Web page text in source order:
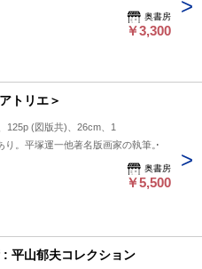
奥書房
￥3,300
トリエ＞
125p (図版共)、26cm、1
り。平塚運一他著名版画家の執筆。
奥書房
￥5,500
平山郁夫コレクション